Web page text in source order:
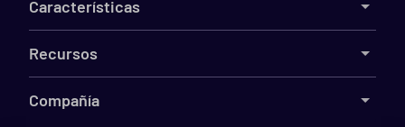
Características
Recursos
Compañía